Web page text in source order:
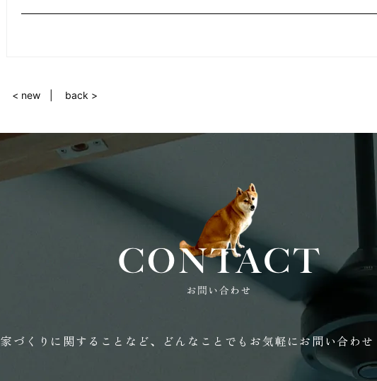
< new back >
家づくりに関することなど、どんなことでもお気軽にお問い合わ